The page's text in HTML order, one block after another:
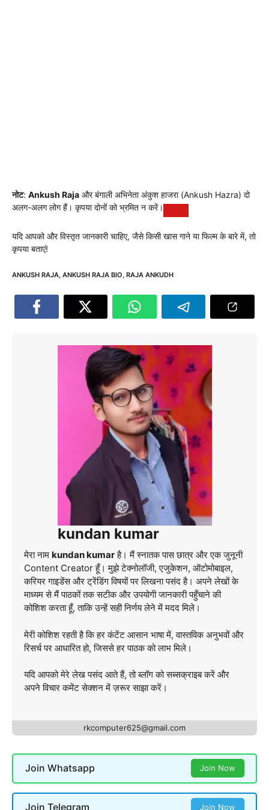
नोट: Ankush Raja और बंगाली अभिनेता अंकुश हाजरा (Ankush Hazra) दो
अलग-अलग लोग हैं। कृपया दोनों को भ्रमित न करें।
यदि आपको और विस्तृत जानकारी चाहिए, जैसे किसी खास गाने या फिल्म के बारे में, तो
कृपया बताएं!
ANKUSH RAJA, ANKUSH RAJA BIO, RAJA ANKUDH
kundan kumar
मेरा नाम kundan kumarहै। मैं स्नातक पास छात्र और एक जुनूनी
Content Creator हूँ। मुझे टेक्नोलॉजी, एजुकेशन, ऑटोमोबाइल,
करियर गाइडेंस और ट्रेंडिंग विषयों पर लिखना पसंद है। अपने लेखों के
माध्यम से मैं पाठकों तक सटीक और उपयोगी जानकारी पहुँचाने की
कोशिश करता हूँ, ताकि उन्हें सही निर्णय लेने में मदद मिले।
मेरी कोशिश रहती है कि हर कंटेंट आसान भाषा में, वास्तविक अनुभवों और
रिसर्च पर आधारित हो, जिससे हर पाठक को लाभ मिले।
यदि आपको मेरे लेख पसंद आते हैं, तो ब्लॉग को सब्सक्राइब करें और
अपने विचार कमेंट सेक्शन में ज़रूर साझा करें।
rkcomputer625@gmail.com
Join Whatsapp Join Now
Join Telegram Join Now